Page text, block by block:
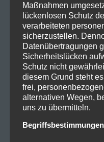
Maßnahmen
lückenlosen Schutz
verarbeiteten
sicherzustellen.
Datenübertragungen
Sicherheitslücken
Schutz nicht
diesem Grund steht
frei,
alternativen Wegen,
uns zu übermitteln.
Begriffsbestimmungen